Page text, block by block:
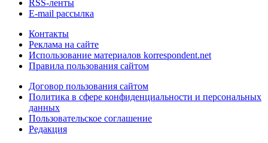
RSS-ленты
E-mail рассылка
Контакты
Реклама на сайте
Использование материалов korrespondent.net
Правила пользования сайтом
Договор пользования сайтом
Политика в сфере конфиденциальности и персональных
данных
Пользовательское соглашение
Редакция